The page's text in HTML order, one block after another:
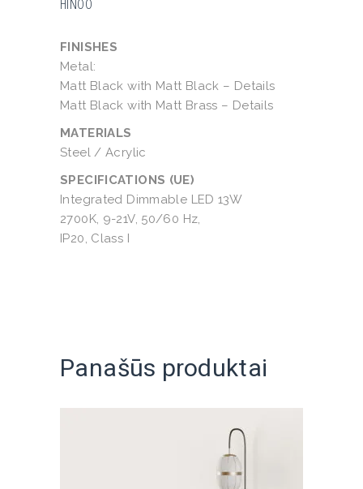
HINOO
FINISHES
Metal:
Matt Black with Matt Black – Details
Matt Black with Matt Brass – Details
MATERIALS
Steel / Acrylic
SPECIFICATIONS (UE)
Integrated Dimmable LED 13W
2700K, 9-21V, 50/60 Hz,
IP20, Class I
Panašūs produktai